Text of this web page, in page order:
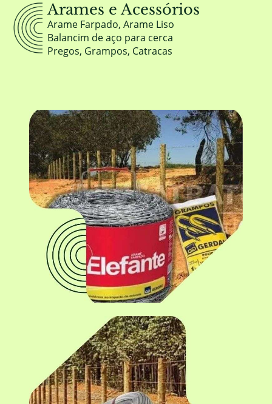
Arames e Acessórios
Arame Farpado, Arame Liso
Balancim de aço para cerca
Pregos, Grampos, Catracas